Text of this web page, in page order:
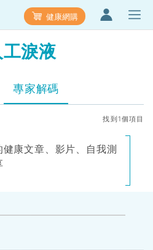
健康網購
淚液
專家解碼
找到1個項目
康文章、影片、自我測